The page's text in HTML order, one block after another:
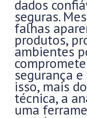
dados
seguras.
falhas
produtos,
ambientes
segurança
isso, mais
técnica, a
uma